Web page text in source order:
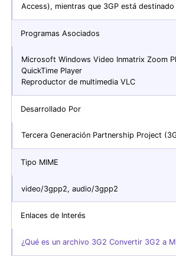
Access), mientras que 3GP está
Programas Asociados
Microsoft Windows Video Inmatrix Zoom
QuickTime Player
Reproductor de multimedia VLC
Desarrollado Por
Tercera Generación Partnership Project
Tipo MIME
video/3gpp2, audio/3gpp2
Enlaces de Interés
¿Qué es un archivo 3G2 Convertir 3G2 a